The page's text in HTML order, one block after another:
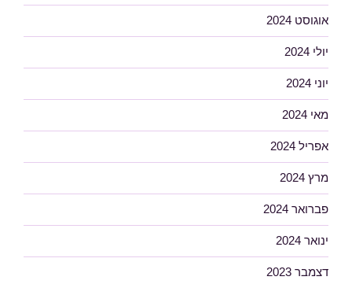
אוגוסט 2024
יולי 2024
יוני 2024
מאי 2024
אפריל 2024
מרץ 2024
פברואר 2024
ינואר 2024
דצמבר 2023